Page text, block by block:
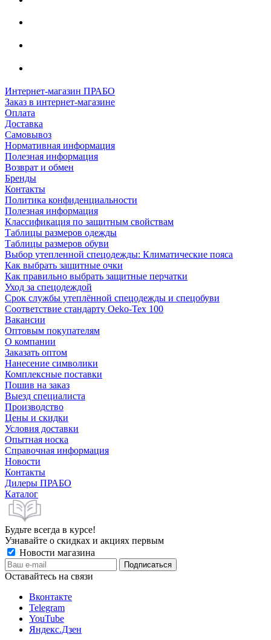
Интернет-магазин ПРАБО
Заказ в интернет-магазине
Оплата
Доставка
Самовывоз
Нормативная информация
Полезная информация
Возврат и обмен
Бренды
Контакты
Политика конфиденциальности
Полезная информация
Классификация по защитным свойствам
Таблицы размеров одежды
Таблицы размеров обуви
Выбор утепленной спецодежды: Климатические пояса
Как выбрать защитные очки
Как правильно выбрать защитные перчатки
Уход за спецодеждой
Срок службы утеплённой спецодежды и спецобуви
Соответствие стандарту Oeko-Tex 100
Вакансии
Оптовым покупателям
О компании
Заказать оптом
Нанесение символики
Комплексные поставки
Пошив на заказ
Выезд специалиста
Производство
Цены и скидки
Условия доставки
Опытная носка
Справочная информация
Новости
Контакты
Дилеры ПРАБО
Каталог
Будьте всегда в курсе!
Узнавайте о скидках и акциях первым
Новости магазина
Оставайтесь на связи
Вконтакте
Telegram
YouTube
Яндекс.Дзен